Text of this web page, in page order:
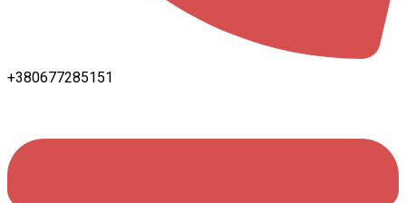
+380677285151